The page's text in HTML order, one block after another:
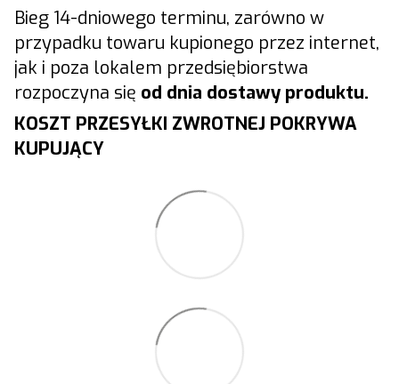
Bieg 14-dniowego terminu, zarówno w
przypadku towaru kupionego przez internet,
jak i poza lokalem przedsiębiorstwa
rozpoczyna się od dnia dostawy produktu.
KOSZT PRZESYŁKI ZWROTNEJ POKRYWA
KUPUJĄCY